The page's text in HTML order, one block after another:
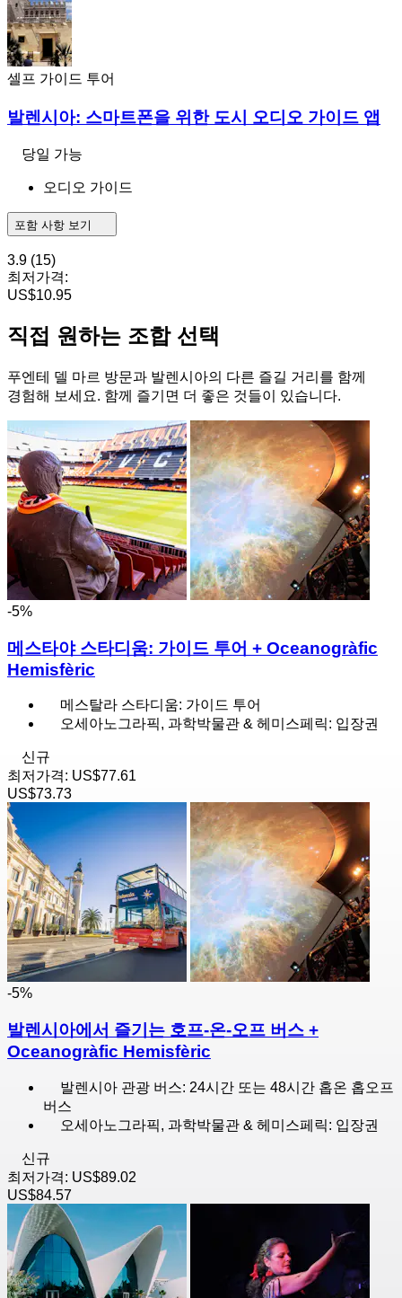
셀프 가이드 투어
발렌시아: 스마트폰을 위한 도시 오디오 가이드 앱
당일 가능
오디오 가이드
포함 사항 보기
3.9 (15)
최저가격:
US$10.95
직접 원하는 조합 선택
푸엔테 델 마르 방문과 발렌시아의 다른 즐길 거리를 함께
경험해 보세요. 함께 즐기면 더 좋은 것들이 있습니다.
-5%
메스타야 스타디움: 가이드 투어 + Oceanogràfic
Hemisfèric
메스탈라 스타디움: 가이드 투어
오세아노그라픽, 과학박물관 & 헤미스페릭: 입장권
신규
최저가격: US$77.61
US$73.73
-5%
발렌시아에서 즐기는 호프-온-오프 버스 +
Oceanogràfic Hemisfèric
발렌시아 관광 버스: 24시간 또는 48시간 홉온 홉오프
버스
오세아노그라픽, 과학박물관 & 헤미스페릭: 입장권
신규
최저가격: US$89.02
US$84.57